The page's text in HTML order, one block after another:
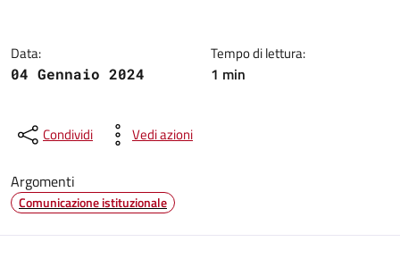
Data:
04 Gennaio 2024
Tempo di lettura:
1 min
Condividi Vedi azioni
Argomenti
Comunicazione istituzionale